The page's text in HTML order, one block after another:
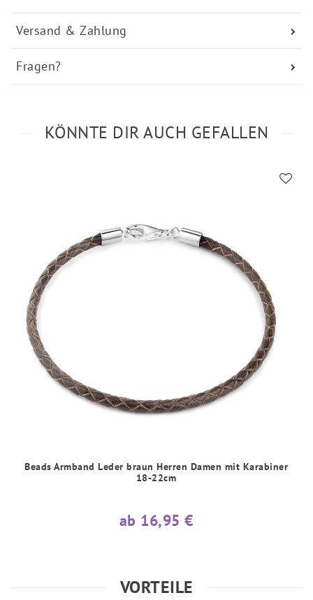
Versand & Zahlung
Fragen?
KÖNNTE DIR AUCH GEFALLEN
Beads Armband Leder braun Herren Damen mit Karabiner
18-22cm
ab 16,95 €
VORTEILE